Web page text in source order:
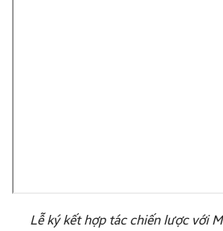
Lễ ký kết hợp tác chiến lược với